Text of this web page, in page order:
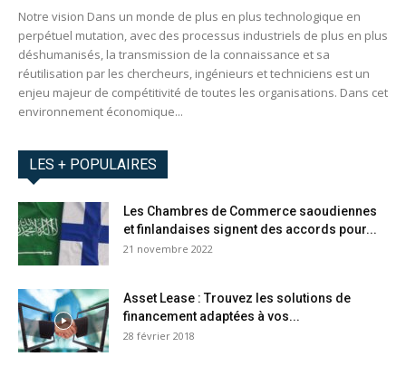
Notre vision Dans un monde de plus en plus technologique en
perpétuel mutation, avec des processus industriels de plus en plus
déshumanisés, la transmission de la connaissance et sa
réutilisation par les chercheurs, ingénieurs et techniciens est un
enjeu majeur de compétitivité de toutes les organisations. Dans cet
environnement économique...
LES + POPULAIRES
Les Chambres de Commerce saoudiennes
et finlandaises signent des accords pour...
21 novembre 2022
Asset Lease : Trouvez les solutions de
financement adaptées à vos...
28 février 2018